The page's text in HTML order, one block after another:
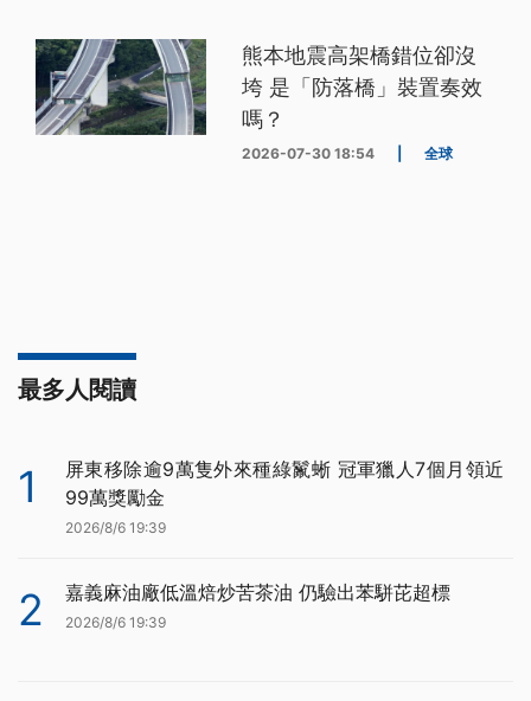
熊本地震高架橋錯位卻沒
垮 是「防落橋」裝置奏效
嗎？
2026-07-30 18:54 全球
最多人閱讀
1
屏東移除逾9萬隻外來種綠鬣蜥 冠軍獵人7個月領近
99萬獎勵金
2026/8/6 19:39
2 嘉義麻油廠低溫焙炒苦茶油 仍驗出苯駢芘超標
2026/8/6 19:39